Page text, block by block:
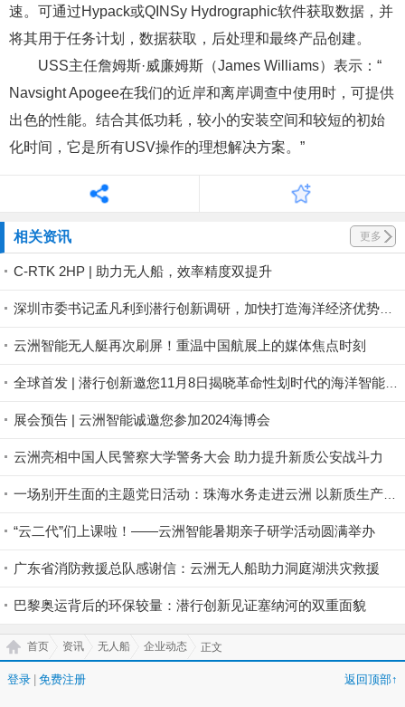
速。可通过Hypack或QINSy Hydrographic软件获取数据，并
将其用于任务计划，数据获取，后处理和最终产品创建。
USS主任詹姆斯·威廉姆斯（James Williams）表示：“
Navsight Apogee在我们的近岸和离岸调查中使用时，可提供
出色的性能。结合其低功耗，较小的安装空间和较短的初始
化时间，它是所有USV操作的理想解决方案。”
相关资讯 更多
C-RTK 2HP | 助力无人船，效率精度双提升
云洲智能无人艇再次刷屏！重温中国航展上的媒体焦点时刻
展会预告 | 云洲智能诚邀您参加2024海博会
云洲亮相中国人民警察大学警务大会 助力提升新质公安战斗力
“云二代”们上课啦！——云洲智能暑期亲子研学活动圆满举办
广东省消防救援总队感谢信：云洲无人船助力洞庭湖洪灾救援
巴黎奥运背后的环保较量：潜行创新见证塞纳河的双重面貌
首页 资讯 无人船 企业动态 正文
登录 免费注册 返回顶部↑